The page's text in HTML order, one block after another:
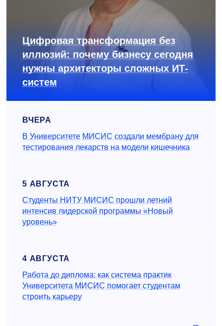
Цифровая трансформация без
иллюзий: почему бизнесу сегодня
нужны архитекторы сложных ИТ-
систем
ВЧЕРА
В Университете МИСИС создали мембрану для
тестирования лекарств на модели кишечника
5 АВГУСТА
Студенты НИТУ МИСИС прошли летний
интенсив лидерской программы «Новый
уровень»
4 АВГУСТА
Работа до диплома: как система практик
Университета МИСИС помогает студентам
строить карьеру